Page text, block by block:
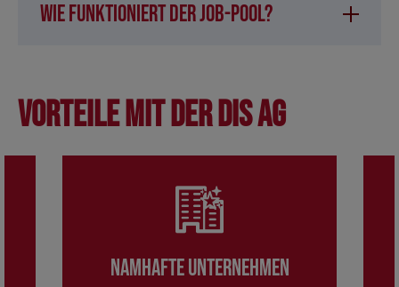
Wie funktioniert der Job-Pool?
Vorteile mit der DIS AG
Namhafte Unternehmen